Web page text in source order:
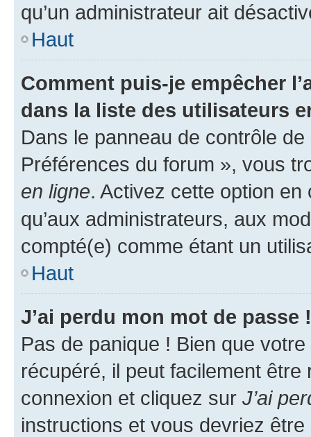
qu’un administrateur ait
Haut
Comment puis-je empêcher
dans la liste des utilisateurs
Dans le panneau de contrôle
Préférences du forum », vous
en ligne. Activez cette option
qu’aux administrateurs, aux
compté(e) comme étant un
Haut
J’ai perdu mon mot de passe !
Pas de panique ! Bien que
récupéré, il peut facilement
connexion et cliquez sur J’ai
instructions et vous devriez